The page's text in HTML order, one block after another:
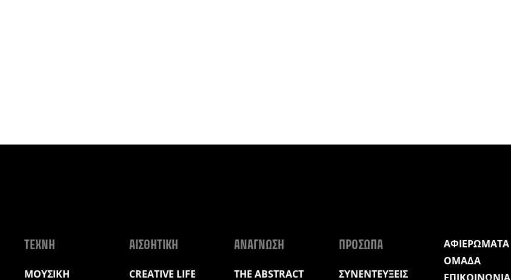
ΤΕΧΝΗ
ΜΟΥΣΙΚΗ
ΑΙΣΘΗΤΙΚΗ
CREATIVE LIFE
ΑΝΑΓΝΩΣΗ
THE ABSTRACT
ΠΡΟΣΩΠΑ
ΣΥΝΕΝΤΕΥΞΕΙΣ
ΑΦΙΕΡΩΜΑΤΑ
ΟΜΑΔΑ